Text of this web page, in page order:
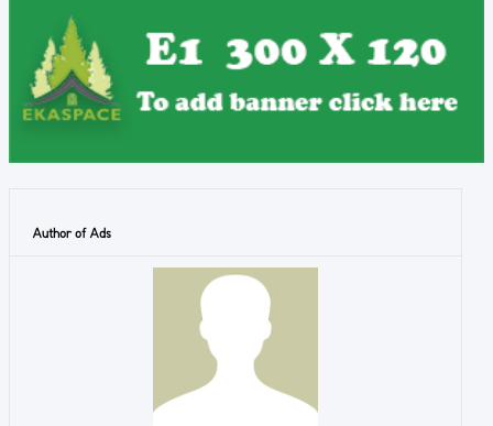
Author of Ads